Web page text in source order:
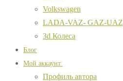
Volkswagen
LADA-VAZ- GAZ-UAZ
3d Колеса
Блог
Мой аккаунт
Профиль автора